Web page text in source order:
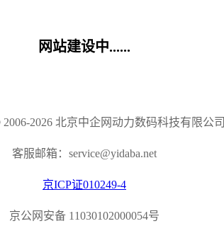
网站建设中......
2026 北京中企网动力数码科技有限公司
客服邮箱：service@yidaba.net
京ICP证010249-4
京公网安备 11030102000054号